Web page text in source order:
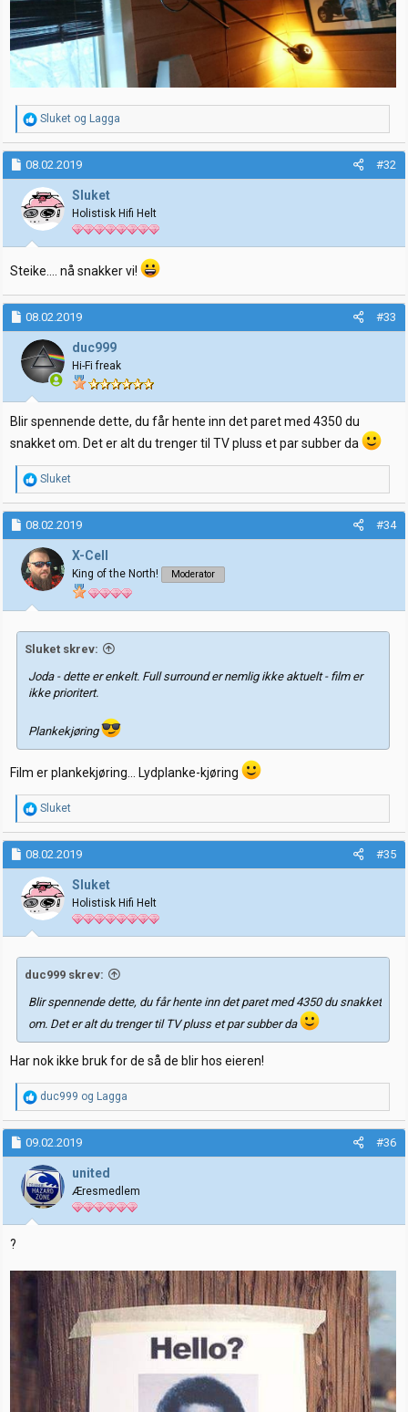
R
e
a
k
s
j
o
n
e
r
Sluket og Lagga
08.02.2019 #32
Sluket
Holistisk Hifi Helt
Steike.... nå snakker vi!
08.02.2019 #33
duc999
Hi-Fi freak
Blir spennende dette, du får hente inn det paret med 4350 du
snakket om. Det er alt du trenger til TV pluss et par subber da
R
e
a
k
s
j
o
n
e
r
Sluket
08.02.2019 #34
X-Cell
King of the North! Moderator
Sluket skrev:
Joda - dette er enkelt. Full surround er nemlig ikke aktuelt - film er
ikke prioritert.
Plankekjøring
Film er plankekjøring... Lydplanke-kjøring
R
e
a
k
s
j
o
n
e
r
Sluket
08.02.2019 #35
Sluket
Holistisk Hifi Helt
duc999 skrev:
Blir spennende dette, du får hente inn det paret med 4350 du snakket
om. Det er alt du trenger til TV pluss et par subber da
Har nok ikke bruk for de så de blir hos eieren!
R
e
a
k
s
j
o
n
e
r
duc999 og Lagga
09.02.2019 #36
united
Æresmedlem
?